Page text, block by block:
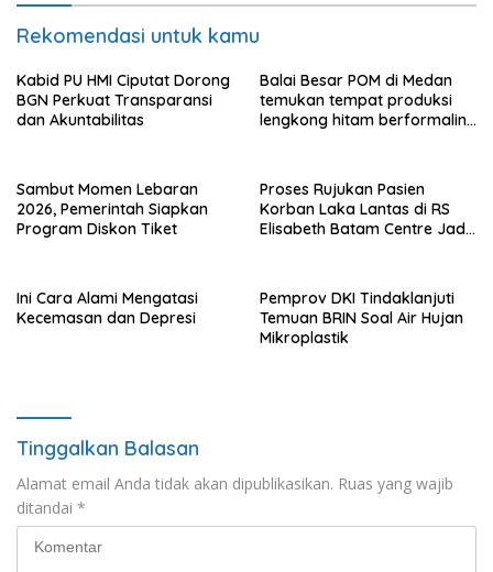
Rekomendasi untuk kamu
Kabid PU HMI Ciputat Dorong
BGN Perkuat Transparansi
dan Akuntabilitas
Balai Besar POM di Medan
temukan tempat produksi
lengkong hitam berformalin
Sambut Momen Lebaran
2026, Pemerintah Siapkan
Program Diskon Tiket
Proses Rujukan Pasien
Korban Laka Lantas di RS
Elisabeth Batam Centre Jadi
Ini Cara Alami Mengatasi
Kecemasan dan Depresi
Pemprov DKI Tindaklanjuti
Temuan BRIN Soal Air Hujan
Mikroplastik
Tinggalkan Balasan
Alamat email Anda tidak akan dipublikasikan. Ruas yang wajib
ditandai *